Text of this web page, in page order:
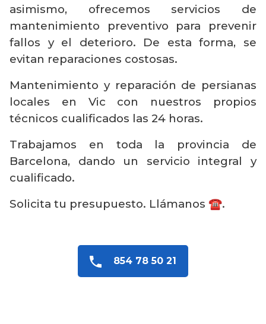
asimismo, ofrecemos servicios de
mantenimiento preventivo para prevenir
fallos y el deterioro. De esta forma, se
evitan reparaciones costosas.
Mantenimiento y reparación de persianas
locales en Vic con nuestros propios
técnicos cualificados las 24 horas.
Trabajamos en toda la provincia de
Barcelona, dando un servicio integral y
cualificado.
Solicita tu presupuesto. Llámanos ☎️.
854 78 50 21